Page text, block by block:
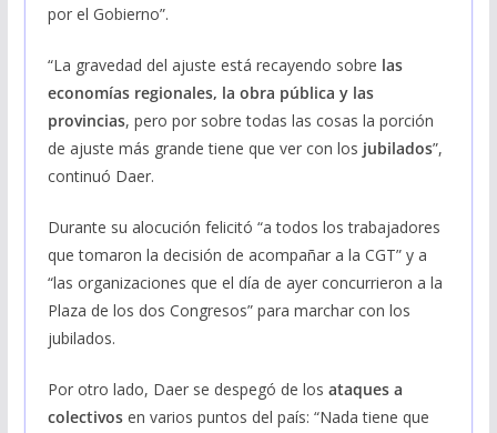
por el Gobierno”.
“La gravedad del ajuste está recayendo sobre las
economías regionales, la obra pública y las
provincias, pero por sobre todas las cosas la porción
de ajuste más grande tiene que ver con los jubilados”,
continuó Daer.
Durante su alocución felicitó “a todos los trabajadores
que tomaron la decisión de acompañar a la CGT” y a
“las organizaciones que el día de ayer concurrieron a la
Plaza de los dos Congresos” para marchar con los
jubilados.
Por otro lado, Daer se despegó de los ataques a
colectivosen varios puntos del país: “Nada tiene que